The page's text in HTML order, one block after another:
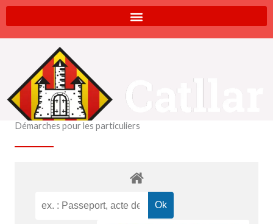
Aller
au
contenu
Démarches pour les particuliers